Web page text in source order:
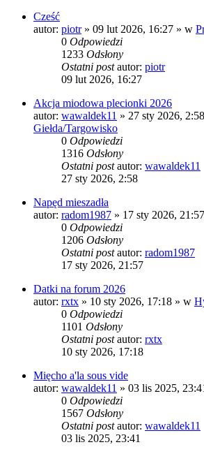
Cześć
autor: piotr» 09 lut 2026, 16:27 » w
0 Odpowiedzi
1233 Odsłony
Ostatni postautor: piotr
09 lut 2026, 16:27
Akcja miodowa plecionki 2026
autor: wawaldek11 » 27 sty 2026,
Giełda/Targowisko
0 Odpowiedzi
1316 Odsłony
Ostatni postautor: wawaldek11
27 sty 2026, 2:58
Napęd mieszadła
autor: radom1987 » 17 sty 2026,
0 Odpowiedzi
1206 Odsłony
Ostatni postautor: radom1987
17 sty 2026, 21:57
Datki na forum 2026
autor: rxtx » 10 sty 2026, 17:18 » w
0 Odpowiedzi
1101 Odsłony
Ostatni postautor: rxtx
10 sty 2026, 17:18
Mięcho a'la sous vide
autor: wawaldek11 » 03 lis 2025,
0 Odpowiedzi
1567 Odsłony
Ostatni postautor: wawaldek11
03 lis 2025, 23:41